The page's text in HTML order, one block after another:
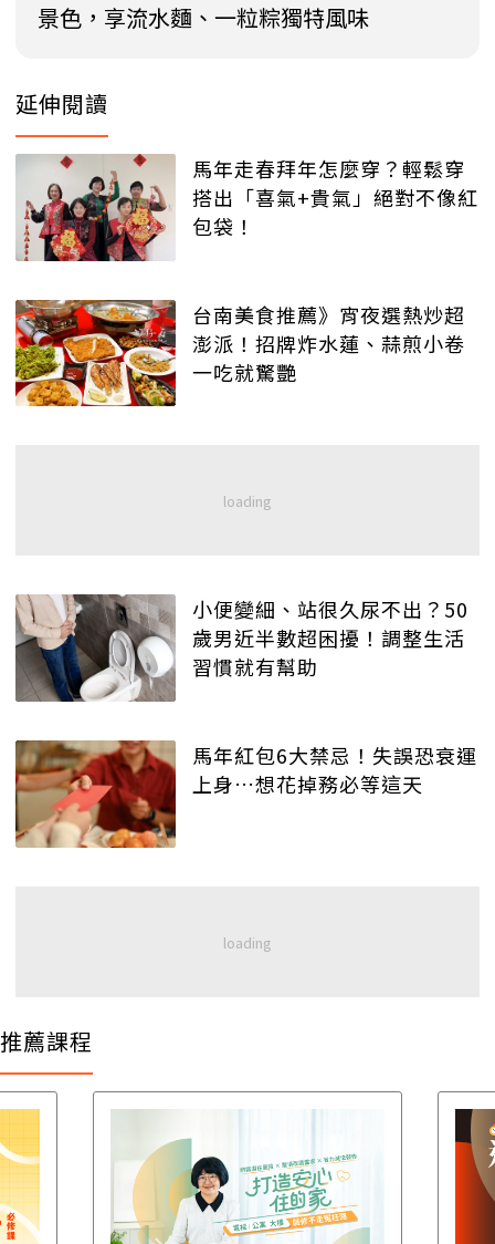
景色，享流水麵、一粒粽獨特風味
延伸閱讀
馬年走春拜年怎麼穿？輕鬆穿
搭出「喜氣+貴氣」絕對不像紅
包袋！
台南美食推薦》宵夜選熱炒超
澎派！招牌炸水蓮、蒜煎小卷
一吃就驚艷
小便變細、站很久尿不出？50
歲男近半數超困擾！調整生活
習慣就有幫助
馬年紅包6大禁忌！失誤恐衰運
上身…想花掉務必等這天
推薦課程